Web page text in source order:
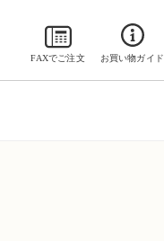
FAXでご注文 お買い物ガイド